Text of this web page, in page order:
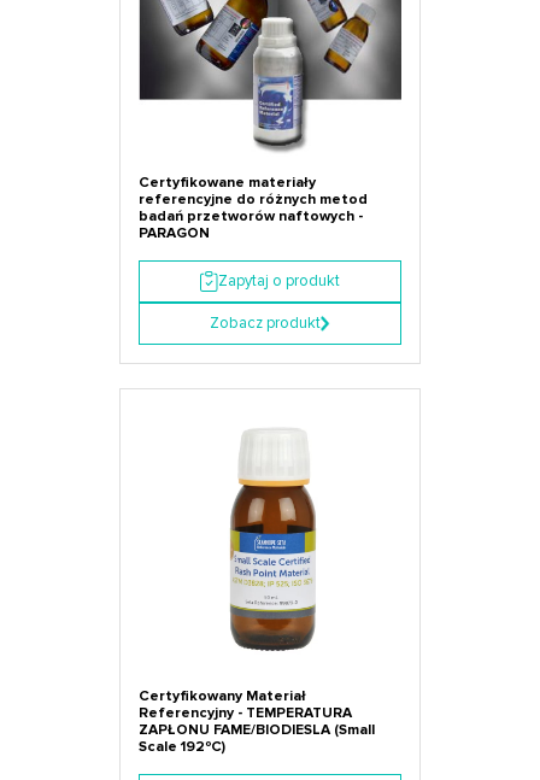
Certyfikowane materiały
referencyjne do różnych metod
badań przetworów naftowych -
PARAGON
Zapytaj o produkt
Zobacz produkt
Certyfikowany Materiał
Referencyjny - TEMPERATURA
ZAPŁONU FAME/BIODIESLA (Small
Scale 192ºC)